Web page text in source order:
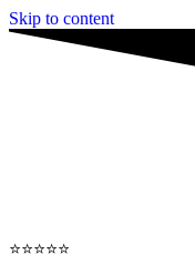
Skip to content
⭐⭐⭐⭐⭐